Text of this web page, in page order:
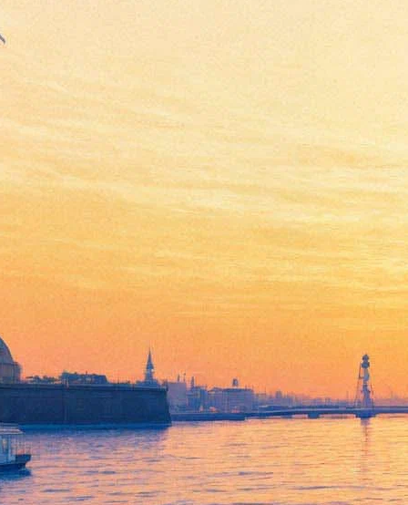
Эрмитаж не смог пояснить
причину переноса выставки
Сальвадора Дали
Версия для печати
Выставка работ Сальвадора Дали, открытие которой было
первоначально запланировано на декабрь минувшего года,
перенесена во второй раз: в марте она опять не откроется. В
пресс-службе Государственного Эрмитажа "Фонтанке" не
смогли назвать причины очередного переноса. Отдельно было
заявлено, что выставка не отменяется, но когда состоится